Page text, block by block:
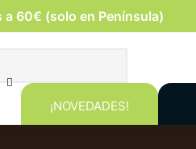
60€ (solo en Península)
¡NOVEDADES!